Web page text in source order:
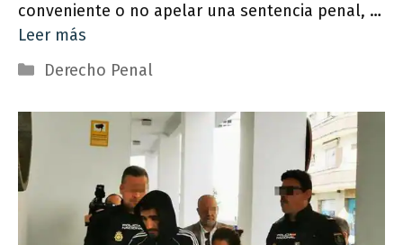
conveniente o no apelar una sentencia penal, …
Leer más
Categorías
Derecho Penal